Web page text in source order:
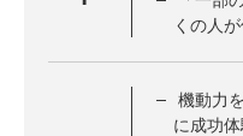
くの人
機動力
に成功